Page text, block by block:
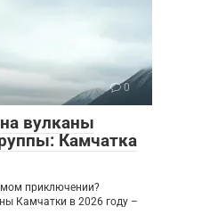
0
вулканы
Камчатка
приключении?
Камчатки в 2026 году –